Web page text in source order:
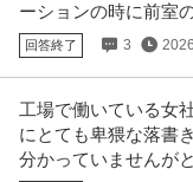
ーションの時に前室
回答終了 3
工場で働いている女
にとても卑猥な落書
分かっていませんが